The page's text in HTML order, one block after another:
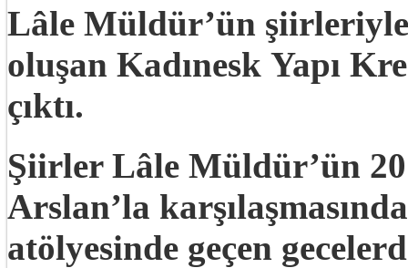
Lâle Müldür’ün
oluşan Kadınesk Yapı
çıktı.
Şiirler Lâle Müldür’ün
Arslan’la
atölyesinde geçen